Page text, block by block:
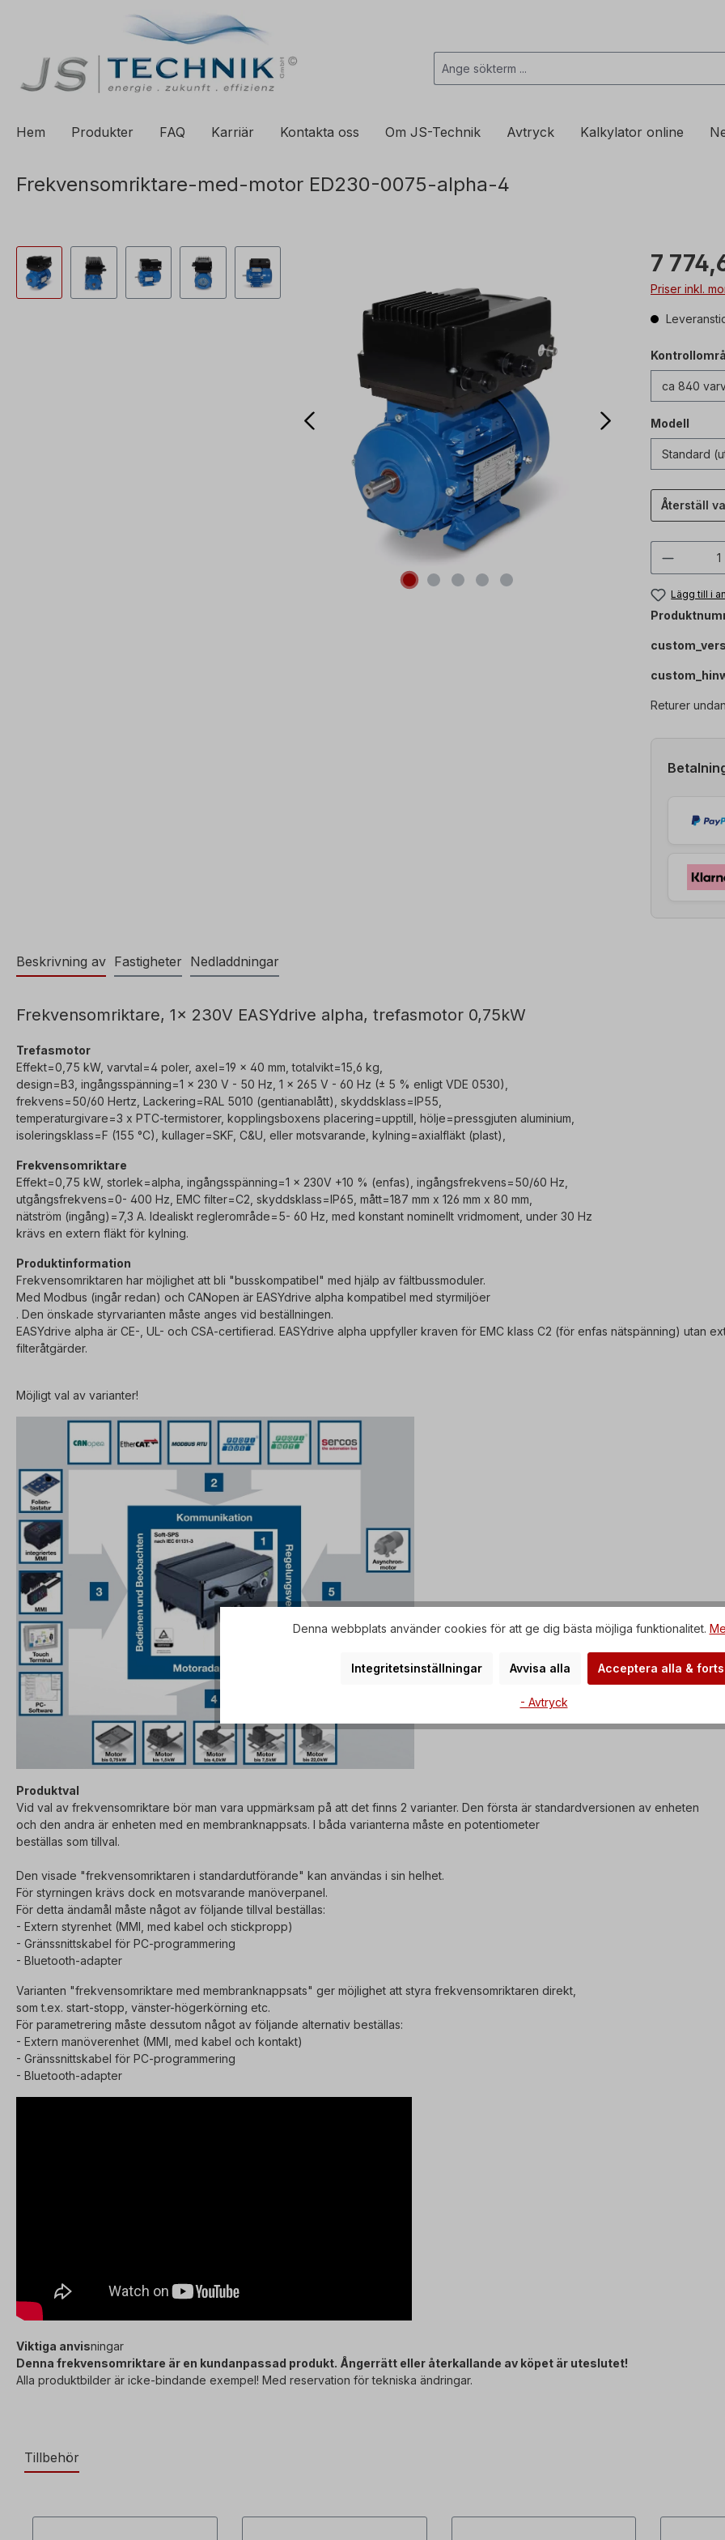
Hoppa till huvudnavigering
Hem Produkter FAQ Karriär Kontakta oss Om JS-Technik Avtryck Kalkylator online
Frekvensomriktare-med-motor ED230-0075-alpha-4
7
Priser inkl.
Modell
Återställ
Lägg till i
Returer
Beskrivning av Fastigheter Nedladdningar
Frekvensomriktare, 1x 230V EASYdrive alpha, trefasmotor 0,75kW
Trefasmotor
Effekt=0,75 kW, varvtal=4 poler, axel=19 x 40 mm, totalvikt=15,6 kg,
design=B3, ingångsspänning=1 x 230 V - 50 Hz, 1 x 265 V - 60 Hz (± 5 % enligt VDE 0530),
frekvens=50/60 Hertz, Lackering=RAL 5010 (gentianablått), skyddsklass=IP55,
temperaturgivare=3 x PTC-termistorer, kopplingsboxens placering=upptill, hölje=pressgjuten aluminium,
isoleringsklass=F (155 °C), kullager=SKF, C&U, eller motsvarande, kylning=axialfläkt (plast),
Frekvensomriktare
Effekt=0,75 kW, storlek=alpha, ingångsspänning=1 x 230V +10 % (enfas), ingångsfrekvens=50/60 Hz,
utgångsfrekvens=0- 400 Hz, EMC filter=C2, skyddsklass=IP65, mått=187 mm x 126 mm x 80 mm,
nätström (ingång)=7,3 A. Idealiskt reglerområde=5- 60 Hz, med konstant nominellt vridmoment, under 30 Hz
krävs en extern fläkt för kylning.
Produktinformation
Frekvensomriktaren har möjlighet att bli "busskompatibel" med hjälp av fältbussmoduler.
Med Modbus (ingår redan) och CANopen är EASYdrive alpha kompatibel med styrmiljöer
. Den önskade styrvarianten måste anges vid beställningen.
EASYdrive alpha är CE-, UL- och CSA-certifierad. EASYdrive alpha uppfyller kraven för EMC klass C2 (för enfas nätspänning) utan
filteråtgärder.
Möjligt val av varianter!
Produktval
Vid val av frekvensomriktare bör man vara uppmärksam på att det finns 2 varianter. Den första är standardversionen av enheten
och den andra är enheten med en membranknappsats. I båda varianterna måste en potentiometer
beställas som tillval.
Den visade "frekvensomriktaren i standardutförande" kan användas i sin helhet.
För styrningen krävs dock en motsvarande manöverpanel.
För detta ändamål måste något av följande tillval beställas:
- Extern styrenhet (MMI, med kabel och stickpropp)
- Gränssnittskabel för PC-programmering
- Bluetooth-adapter
Varianten "frekvensomriktare med membranknappsats" ger möjlighet att styra frekvensomriktaren direkt,
som t.ex. start-stopp, vänster-högerkörning etc.
För parametrering måste dessutom något av följande alternativ beställas:
- Extern manöverenhet (MMI, med kabel och kontakt)
- Gränssnittskabel för PC-programmering
- Bluetooth-adapter
Viktiga anvisningar
Denna frekvensomriktare är en kundanpassad produkt. Ångerrätt eller återkallande av köpet är uteslutet!
Alla produktbilder är icke-bindande exempel! Med reservation för tekniska ändringar.
Tillbehör
Denna webbplats använder cookies för att ge dig bästa möjliga funktionalitet.
Integritetsinställningar Avvisa alla Acceptera alla &
- Avtryck